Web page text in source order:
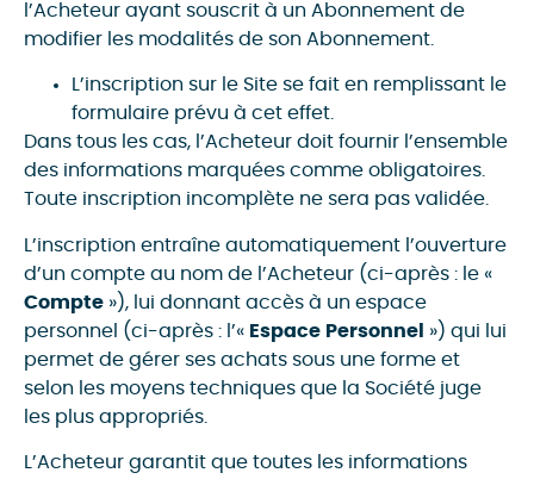
l’Acheteur ayant souscrit à un Abonnement de
modifier les modalités de son Abonnement.
L’inscription sur le Site se fait en remplissant le
formulaire prévu à cet effet.
Dans tous les cas, l’Acheteur doit fournir l’ensemble
des informations marquées comme obligatoires.
Toute inscription incomplète ne sera pas validée.
L’inscription entraîne automatiquement l’ouverture
d’un compte au nom de l’Acheteur (ci-après : le «
Compte »), lui donnant accès à un espace
personnel (ci-après : l’« Espace Personnel
») qui lui
permet de gérer ses achats sous une forme et
selon les moyens techniques que la Société juge
les plus appropriés.
L’Acheteur garantit que toutes les informations